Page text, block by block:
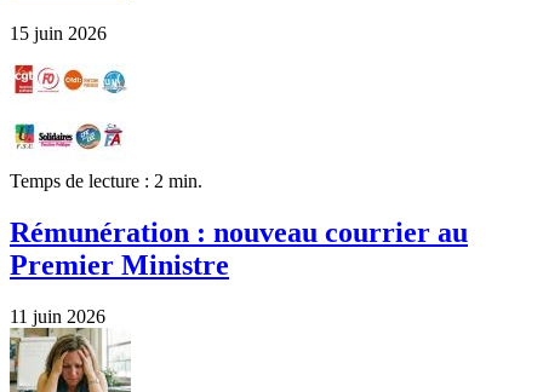
15 juin 2026
Temps de lecture : 2 min.
Rémunération : nouveau courrier au
Premier Ministre
11 juin 2026